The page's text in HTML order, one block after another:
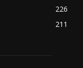
226
211